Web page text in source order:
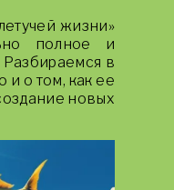
жизни»
полное и
Разбираемся в
и о том, как ее
новых